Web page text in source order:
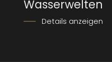
Wasserwelten
Details anzeigen